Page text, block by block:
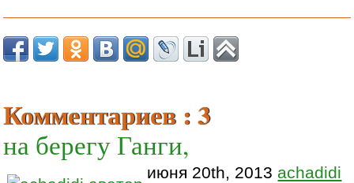
Комментариев : 3
на берегу Ганги,
июня 20th, 2013 achadidi